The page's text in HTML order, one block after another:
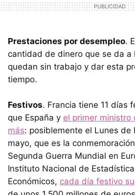
Prestaciones por desempleo.
cantidad de dinero que se da a
quedan sin trabajo y dar esta
tiempo.
Festivos. Francia tiene 11 días
que España y el primer ministro
más: posiblemente el Lunes de
mayo, que es la
Segunda Guerra Mundial en
Instituto Nacional de
Económicos, cada día festivo